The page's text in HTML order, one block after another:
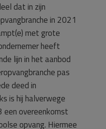
dat in zijn
in 2021
met grote
heeft
lijn in het aanbod
pas
deed in
is hij halverwege
overeenkomst
opvang. Hiermee